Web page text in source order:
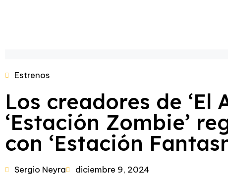
Estrenos
Los creadores de ‘El
‘Estación Zombie’
con ‘Estación
Sergio Neyra diciembre 9, 2024